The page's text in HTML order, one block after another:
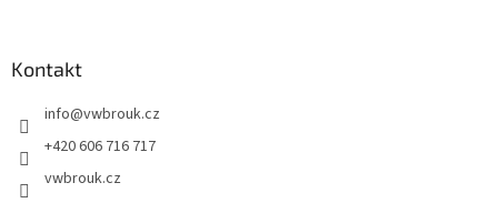
Kontakt
info@vwbrouk.cz
+420 606 716 717
vwbrouk.cz